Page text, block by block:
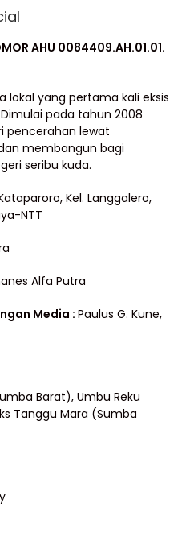
AHU 0084409.AH.01.01.
lokal yang pertama kali eksis
pada tahun 2008
pencerahan lewat
membangun bagi
seribu kuda.
Kel. Langgalero,
NTT
Alfa Putra
Media : Paulus G. Kune,
Barat), Umbu Reku
Tanggu Mara (Sumba